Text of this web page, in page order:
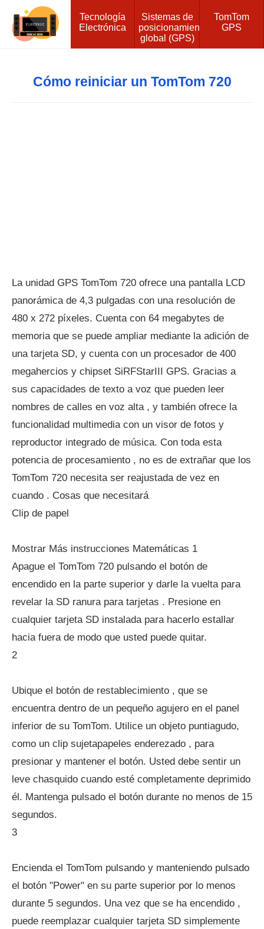
Tecnología
Electrónica
Sistemas de
posicionamiento
global (GPS)
TomTom
GPS
Cómo reiniciar un TomTom 720
La unidad GPS TomTom 720 ofrece una pantalla LCD
panorámica de 4,3 pulgadas con una resolución de
480 x 272 píxeles. Cuenta con 64 megabytes de
memoria que se puede ampliar mediante la adición de
una tarjeta SD, y cuenta con un procesador de 400
megahercios y chipset SiRFStarIII GPS. Gracias a
sus capacidades de texto a voz que pueden leer
nombres de calles en voz alta , y también ofrece la
funcionalidad multimedia con un visor de fotos y
reproductor integrado de música. Con toda esta
potencia de procesamiento , no es de extrañar que los
TomTom 720 necesita ser reajustada de vez en
cuando . Cosas que necesitará
Clip de papel
Mostrar Más instrucciones Matemáticas 1
Apague el TomTom 720 pulsando el botón de
encendido en la parte superior y darle la vuelta para
revelar la SD ranura para tarjetas . Presione en
cualquier tarjeta SD instalada para hacerlo estallar
hacia fuera de modo que usted puede quitar.
2
Ubique el botón de restablecimiento , que se
encuentra dentro de un pequeño agujero en el panel
inferior de su TomTom. Utilice un objeto puntiagudo,
como un clip sujetapapeles enderezado , para
presionar y mantener el botón. Usted debe sentir un
leve chasquido cuando esté completamente deprimido
él. Mantenga pulsado el botón durante no menos de 15
segundos.
3
Encienda el TomTom pulsando y manteniendo pulsado
el botón "Power" en su parte superior por lo menos
durante 5 segundos. Una vez que se ha encendido ,
puede reemplazar cualquier tarjeta SD simplemente